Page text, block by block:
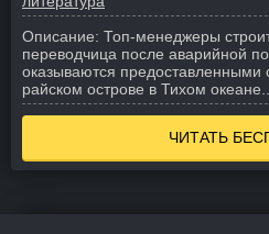
Описание: Топ-менеджеры
переводчица после аварийной
оказываются
райском острове в Тихом океане...
ЧИТАТЬ